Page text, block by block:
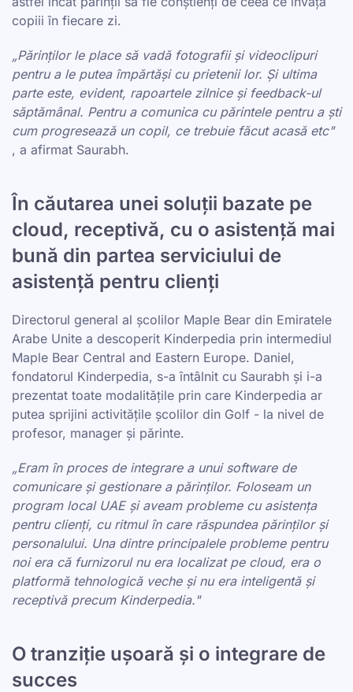
copiii în fiecare zi.
„Părinților le place să vadă fotografii și videoclipuri
pentru a le putea împărtăși cu prietenii lor. Și ultima
parte este, evident, rapoartele zilnice și feedback-ul
săptămânal. Pentru a comunica cu părintele pentru a ști
cum progresează un copil, ce trebuie făcut acasă etc"
, a afirmat Saurabh.
În căutarea unei soluții bazate pe
cloud, receptivă, cu o asistență mai
bună din partea serviciului de
asistență pentru clienți
Directorul general al școlilor Maple Bear din Emiratele
Arabe Unite a descoperit Kinderpedia prin intermediul
Maple Bear Central and Eastern Europe. Daniel,
fondatorul Kinderpedia, s-a întâlnit cu Saurabh și i-a
prezentat toate modalitățile prin care Kinderpedia ar
putea sprijini activitățile școlilor din Golf - la nivel de
profesor, manager și părinte.
„Eram în proces de integrare a unui software de
comunicare și gestionare a părinților. Foloseam un
program local UAE și aveam probleme cu asistența
pentru clienți, cu ritmul în care răspundea părinților și
personalului. Una dintre principalele probleme pentru
noi era că furnizorul nu era localizat pe cloud, era o
platformă tehnologică veche și nu era inteligentă și
receptivă precum Kinderpedia."
O tranziție ușoară și o integrare de
succes